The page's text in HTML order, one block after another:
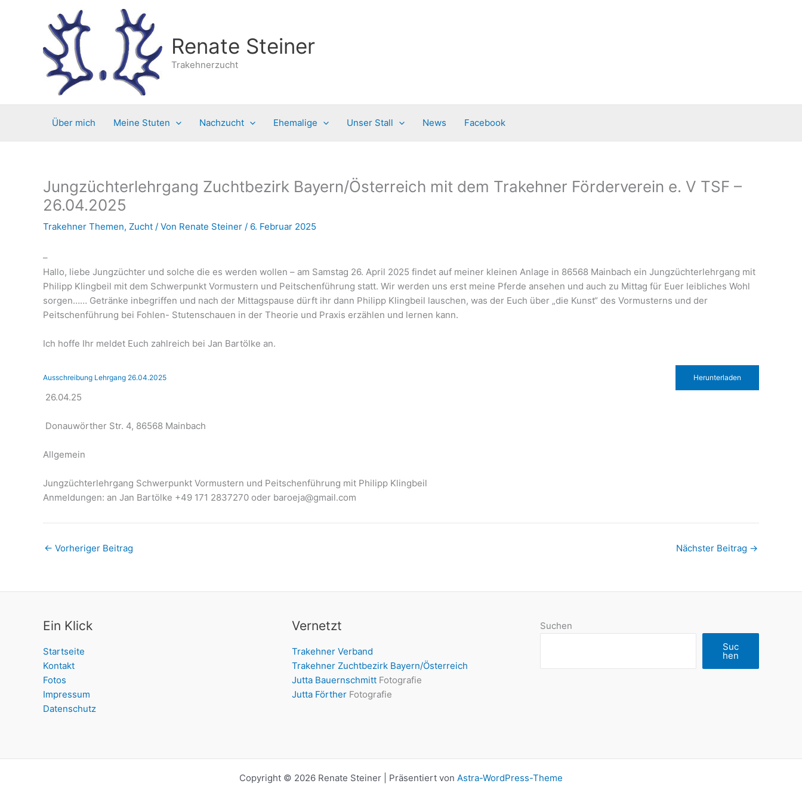
Renate Steiner
Trakehnerzucht
Über mich Meine Stuten Nachzucht Ehemalige Unser Stall News Facebook
Jungzüchterlehrgang Zuchtbezirk Bayern/Österreich mit dem Trakehner Förderverein e. V TSF –
26.04.2025
Trakehner Themen, Zucht / Von Renate Steiner / 6. Februar 2025
–
Hallo, liebe Jungzüchter und solche die es werden wollen – am Samstag 26. April 2025 findet auf meiner kleinen Anlage in 86568 Mainbach ein Jungzüchterlehrgang mit
Philipp Klingbeil mit dem Schwerpunkt Vormustern und Peitschenführung statt. Wir werden uns erst meine Pferde ansehen und auch zu Mittag für Euer leibliches Wohl
sorgen…… Getränke inbegriffen und nach der Mittagspause dürft ihr dann Philipp Klingbeil lauschen, was der Euch über „die Kunst“ des Vormusterns und der
Peitschenführung bei Fohlen- Stutenschauen in der Theorie und Praxis erzählen und lernen kann.
Ich hoffe Ihr meldet Euch zahlreich bei Jan Bartölke an.
Ausschreibung Lehrgang 26.04.2025 Herunterladen
26.04.25
Donauwörther Str. 4, 86568 Mainbach
Allgemein
Jungzüchterlehrgang Schwerpunkt Vormustern und Peitschenführung mit Philipp Klingbeil
Anmeldungen: an Jan Bartölke +49 171 2837270 oder baroeja@gmail.com
← Vorheriger Beitrag Nächster Beitrag →
Ein Klick
Startseite
Kontakt
Fotos
Impressum
Datenschutz
Vernetzt
Trakehner Verband
Trakehner Zuchtbezirk Bayern/Österreich
Jutta BauernschmittFotografie
Jutta FörtherFotografie
Suchen
Suc
hen
Copyright © 2026 Renate Steiner | Präsentiert von Astra-WordPress-Theme